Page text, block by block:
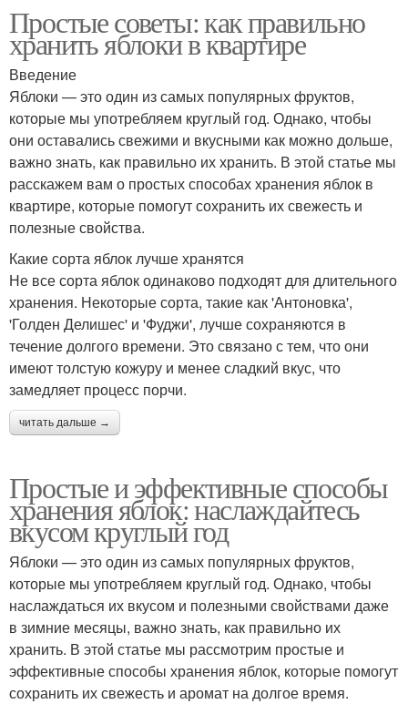
Простые советы: как правильно
хранить яблоки в квартире
Введение
Яблоки — это один из самых популярных фруктов,
которые мы употребляем круглый год. Однако, чтобы
они оставались свежими и вкусными как можно дольше,
важно знать, как правильно их хранить. В этой статье мы
расскажем вам о простых способах хранения яблок в
квартире, которые помогут сохранить их свежесть и
полезные свойства.
Какие сорта яблок лучше хранятся
Не все сорта яблок одинаково подходят для длительного
хранения. Некоторые сорта, такие как 'Антоновка',
'Голден Делишес' и 'Фуджи', лучше сохраняются в
течение долгого времени. Это связано с тем, что они
имеют толстую кожуру и менее сладкий вкус, что
замедляет процесс порчи.
читать дальше →
Простые и эффективные способы
хранения яблок: наслаждайтесь
вкусом круглый год
Яблоки — это один из самых популярных фруктов,
которые мы употребляем круглый год. Однако, чтобы
наслаждаться их вкусом и полезными свойствами даже
в зимние месяцы, важно знать, как правильно их
хранить. В этой статье мы рассмотрим простые и
эффективные способы хранения яблок, которые помогут
сохранить их свежесть и аромат на долгое время.